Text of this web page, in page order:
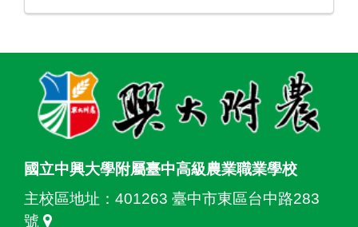
國立中興大學附屬臺中高級農業職業學校
主校區地址： 401263 臺中市東區台中路283
號